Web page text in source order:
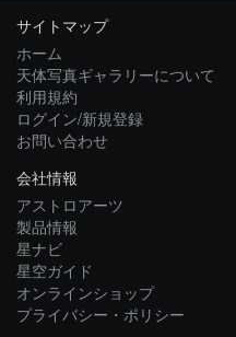
サイトマップ
ホーム
天体写真ギャラリーについて
利用規約
ログイン/新規登録
お問い合わせ
会社情報
アストロアーツ
製品情報
星ナビ
星空ガイド
オンラインショップ
プライバシー・ポリシー